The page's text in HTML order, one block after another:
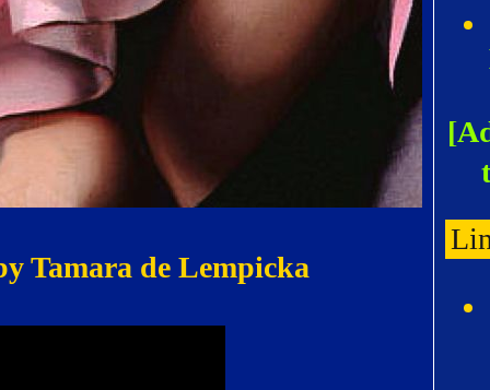
Tamara de Lempicka